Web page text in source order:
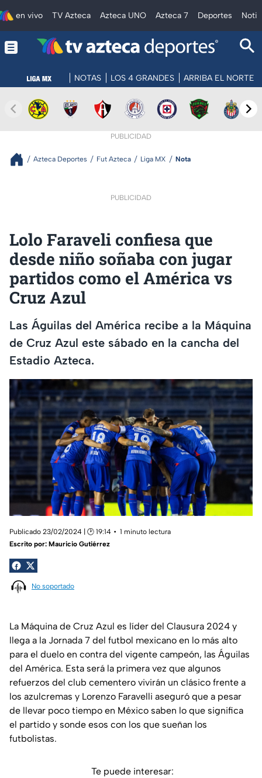
en vivo TV Azteca Azteca UNO Azteca 7 Deportes
NOTAS LOS 4 GRANDES ARRIBA EL NORTE
PUBLICIDAD
Azteca Deportes Fut Azteca Liga MX Nota
PUBLICIDAD
Lolo Faraveli confiesa que
desde niño soñaba con jugar
partidos como el América vs
Cruz Azul
Las Águilas del América recibe a la Máquina
de Cruz Azul este sábado en la cancha del
Estadio Azteca.
Publicado 23/02/2024 | 🕑 19:14
1 minuto lectura
Escrito por: Mauricio Gutiérrez
No soportado
La Máquina de Cruz Azul es líder del Clausura 2024 y
llega a la Jornada 7 del futbol mexicano en lo más alto
para el duelo en contra del vigente campeón, las Águilas
del América. Esta será la primera vez que algunos
refuerzos del club cementero vivirán un clásico frente a
los azulcremas y Lorenzo Faravelli aseguró que a pesar
de llevar poco tiempo en México saben lo que significa
el partido y sonde esos con los que sueñan los
futbolistas.
Te puede interesar: